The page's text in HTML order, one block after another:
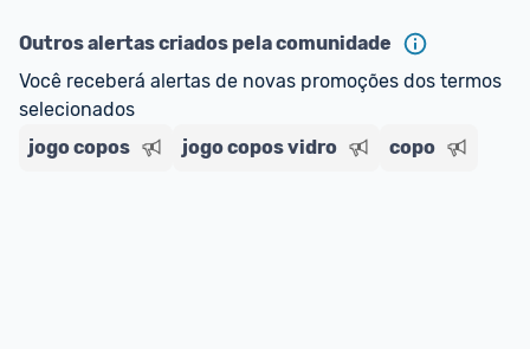
Outros alertas criados pela comunidade
Você receberá alertas de novas promoções dos termos
selecionados
jogo copos
jogo copos vidro copo